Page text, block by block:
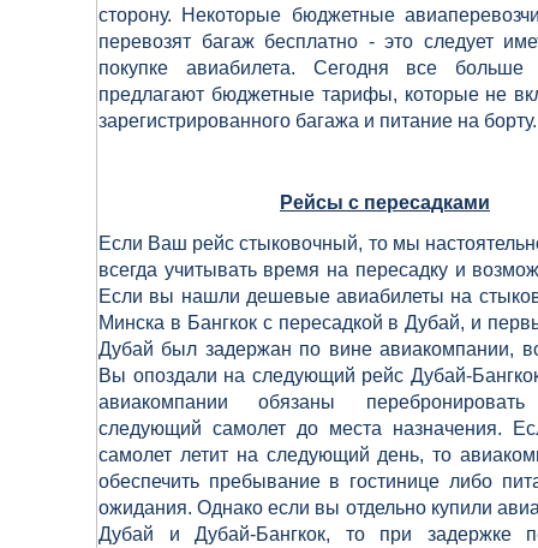
сторону. Некоторые бюджетные
перевозят багаж бесплатно -это следует
покупке авиабилета. Сегодня все больше
предлагают бюджетные тарифы, которые не
зарегистрированного багажа и питание на борту.
Рейсы с пересадками
Если Ваш рейс стыковочный, то мы
всегда учитывать время на пересадку и
Если вы нашли дешевые авиабилеты на
Минска в Бангкок с пересадкой в Дубай, и
Дубай был задержан по вине авиакомпании,
Вы опоздали на следующий рейс Дубай-
авиакомпании обязаны
следующий самолет до места назначения.
самолет летит на следующий день, то
обеспечить пребывание в гостинице либо
ожидания. Однако если вы отдельно купили
Дубай и Дубай-Бангкок, то при задержке